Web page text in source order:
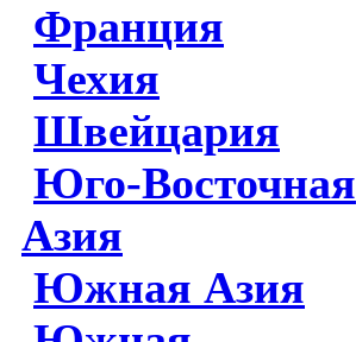
Франция
Чехия
Швейцария
Юго-Восточная
Азия
Южная Азия